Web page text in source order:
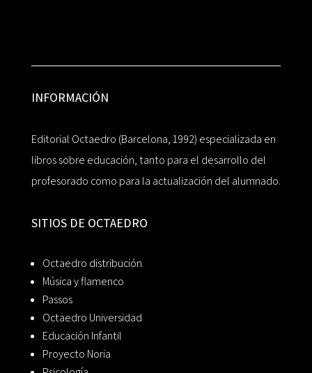
INFORMACIÓN
Editorial Octaedro (Barcelona, 1992) especializada en
libros sobre educación, tanto para el desarrollo del
profesorado como para la actualización del alumnado.
SITIOS DE OCTAEDRO
Octaedro distribución
Música y flamenco
Passos
Octaedro Universidad
Educación Infantil
Proyecto Noria